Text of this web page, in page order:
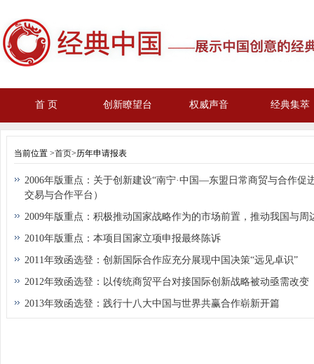
首 页 创新瞭望台 权威声音 经典集萃
当前位置 >首页>历年申请报表
2006年版重点：关于创新建设“南宁·中国—东盟日常商贸与合作促
交易与合作平台）
2009年版重点：积极推动国家战略作为的市场前置，推动我国与周
2010年版重点：本项目国家立项申报最终陈诉
2011年致函选登：创新国际合作应充分展现中国决策“远见卓识”
2012年致函选登：以传统商贸平台对接国际创新战略被动亟需改变
2013年致函选登：践行十八大中国与世界共赢合作崭新开篇